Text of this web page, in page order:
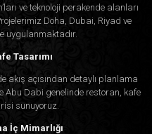
ve teknoloji perakende alanları
Doha, Dubai, Riyad ve
uygulanmaktadır.
Tasarımı
akış açısından detaylı planlama
Abu Dabi genelinde restoran, kafe
sunuyoruz.
İç Mimarlığı